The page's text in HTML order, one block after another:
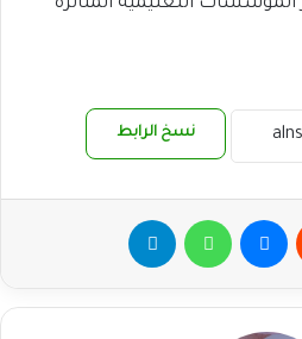
نسخ الرابط
ماسنجر واتساب